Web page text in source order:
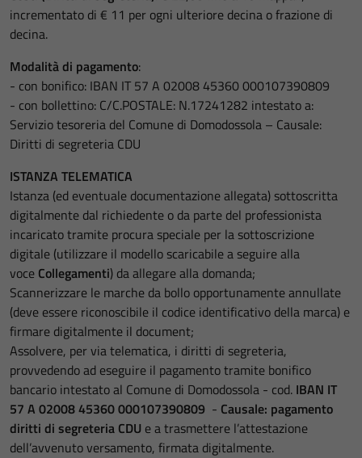
incrementato di € 11 per ogni ulteriore decina o frazione di
decina.
Modalità di pagamento:
- con bonifico: IBAN IT 57 A 02008 45360 000107390809
- con bollettino: C/C.POSTALE: N.17241282 intestato a:
Servizio tesoreria del Comune di Domodossola – Causale:
Diritti di segreteria CDU
ISTANZA TELEMATICA
Istanza (ed eventuale documentazione allegata) sottoscritta
digitalmente dal richiedente o da parte del professionista
incaricato tramite procura speciale per la sottoscrizione
digitale (utilizzare il modello scaricabile a seguire alla
voce Collegamenti) da allegare alla domanda;
Scannerizzare le marche da bollo opportunamente annullate
(deve essere riconoscibile il codice identificativo della marca) e
firmare digitalmente il document;
Assolvere, per via telematica, i diritti di segreteria,
provvedendo ad eseguire il pagamento tramite bonifico
bancario intestato al Comune di Domodossola - cod. IBAN IT
57 A 02008 45360 000107390809 - Causale: pagamento
diritti di segreteria CDU e a trasmettere l’attestazione
dell’avvenuto versamento, firmata digitalmente.